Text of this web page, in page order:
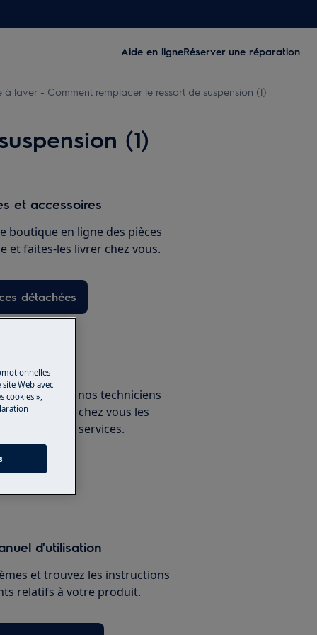
Aide en ligneRéserver une réparation
à laver - Comment remplacer le ressort de suspension (1)
(1)
et accessoires
boutique en ligne des pièces
et faites-les livrer chez vous.
détachées
expert
avec un de nos techniciens
découvrez chez vous les
de nos services.
d'utilisation
et trouvez les instructions
relatifs à votre produit.
Web avec
cookies »,